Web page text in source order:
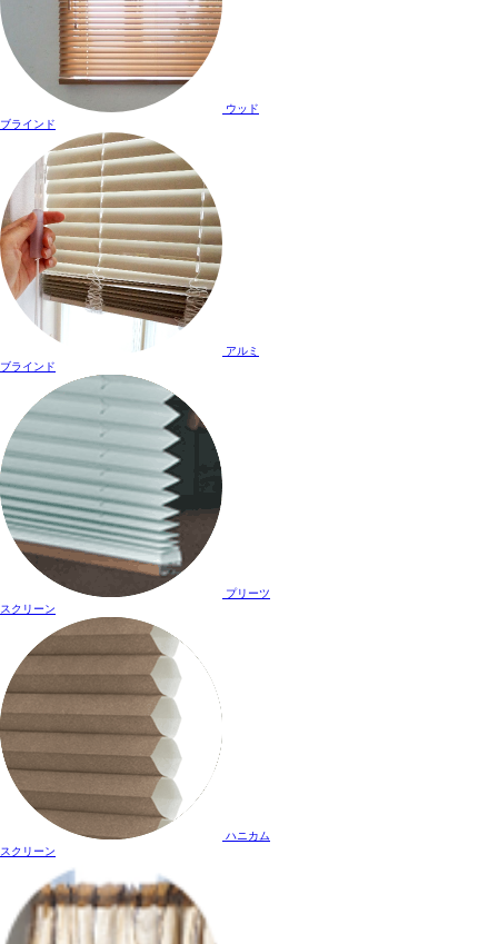
ウッド
ブラインド
アルミ
ブラインド
プリーツ
スクリーン
ハニカム
スクリーン